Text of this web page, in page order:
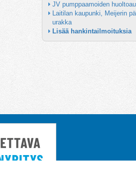
JV pumppaamoiden
Laitilan kaupunki, Meijerin
urakka
Lisää hankintailmoituksia